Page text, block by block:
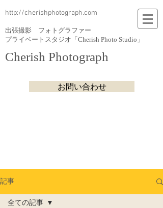
http://cherishphotograph.com
出張撮影 フォトグラファー
プライベートスタジオ「Cherish Photo Studio」
Cherish Photograph
お問い合わせ
記事
全ての記事